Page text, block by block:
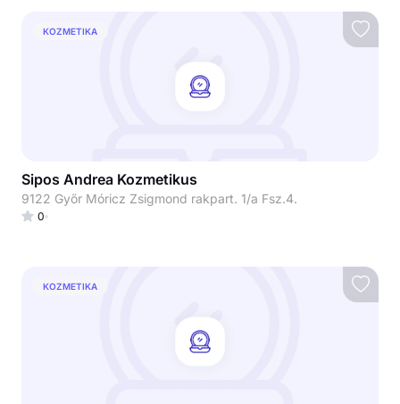
KOZMETIKA
Sipos Andrea Kozmetikus
9122 Győr Móricz Zsigmond rakpart. 1/a Fsz.4.
0
KOZMETIKA